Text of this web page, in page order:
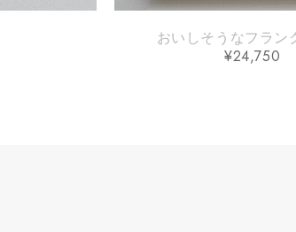
おいしそうなフラン
¥24,750